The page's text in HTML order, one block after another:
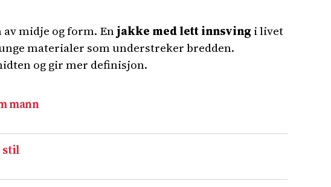
midje og form. Enjakke med lett innsving i livet
materialer som understreker bredden.
og gir mer definisjon.
mann
stil